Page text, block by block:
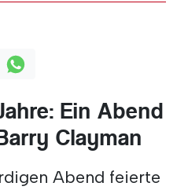
Ein Abend
Clayman
Abend feierte